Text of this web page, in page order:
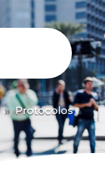
9 Protocolos